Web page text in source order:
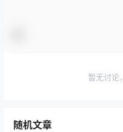
暂无讨论
随机文章